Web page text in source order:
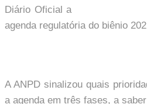
Diário Oficial a
agenda regulatória do biênio
A ANPD sinalizou quais
a agenda em três fases, a